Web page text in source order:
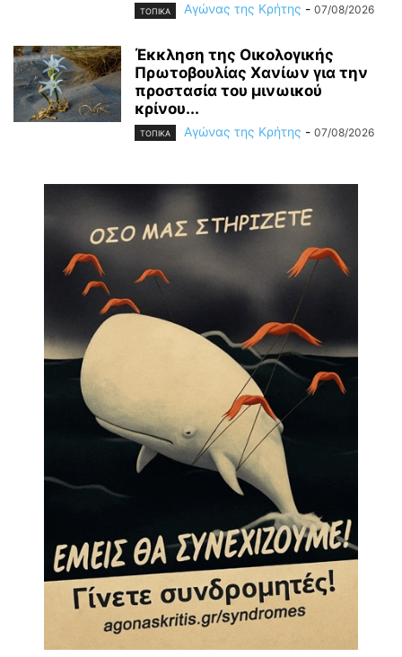
ΤΟΠΙΚΑ Αγώνας της Κρήτης - 07/08/2026
Έκκληση της Οικολογικής
Πρωτοβουλίας Χανίων για την
προστασία του μινωικού
κρίνου...
ΤΟΠΙΚΑ Αγώνας της Κρήτης - 07/08/2026